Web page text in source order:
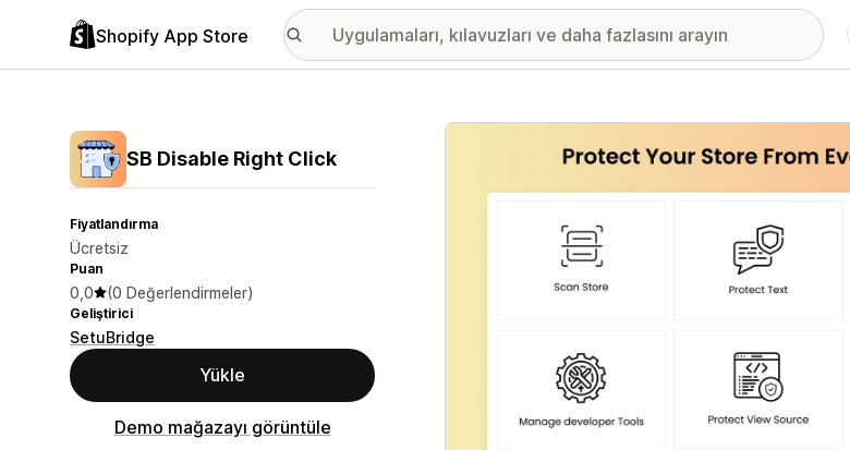
Shopify App Store
SB Disable Right Click
Fiyatlandırma
Ücretsiz
Puan
0,0 (0 Değerlendirmeler)
Geliştirici
SetuBridge
Yükle
Demo mağazayı görüntüle
Öne çıkan görsel galerisi